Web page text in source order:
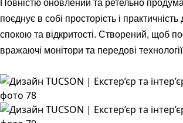
Повністю оновлений та ретельно
поєднує в собі просторість і практичність
спокою та відкритості. Створений, щоб
вражаючі монітори та передові